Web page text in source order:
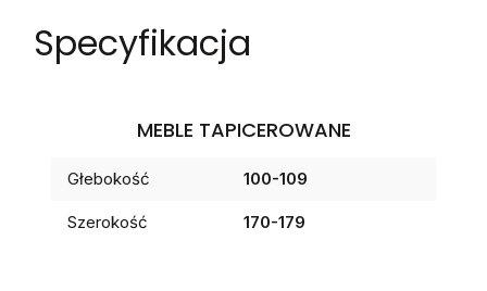
Specyfikacja
MEBLE TAPICEROWANE
Głebokość 100-109
Szerokość 170-179